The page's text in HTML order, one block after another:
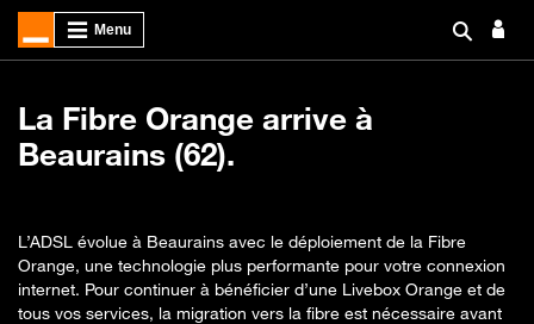
La Fibre Orange arrive à
Beaurains (62).
L’ADSL évolue à Beaurains avec le déploiement de la Fibre
Orange, une technologie plus performante pour votre connexion
internet. Pour continuer à bénéficier d’une Livebox Orange et de
tous vos services, la migration vers la fibre est nécessaire avant